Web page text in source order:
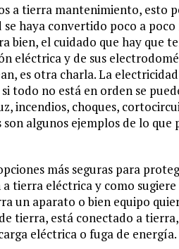
a tierra mantenimiento, esto
haya convertido poco a
bien, el cuidado que hay que
eléctrica y de sus
es otra charla. La
todo no está en orden se
incendios, choques,
son algunos ejemplos de lo
más seguras para
tierra eléctrica y como
un aparato o bien equipo
tierra, está conectado a
eléctrica o fuga de energía.